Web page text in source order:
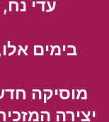
עדי
בימים
מוסיקה
יצירה